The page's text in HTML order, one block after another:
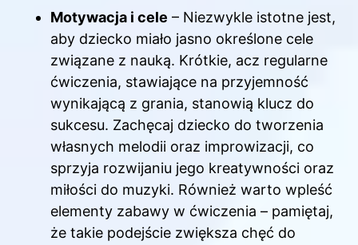
Motywacja i cele – Niezwykle istotne jest,
aby dziecko miało jasno określone cele
związane z nauką. Krótkie, acz regularne
ćwiczenia, stawiające na przyjemność
wynikającą z grania, stanowią klucz do
sukcesu. Zachęcaj dziecko do tworzenia
własnych melodii oraz improwizacji, co
sprzyja rozwijaniu jego kreatywności oraz
miłości do muzyki. Również warto wpleść
elementy zabawy w ćwiczenia – pamiętaj,
że takie podejście zwiększa chęć do